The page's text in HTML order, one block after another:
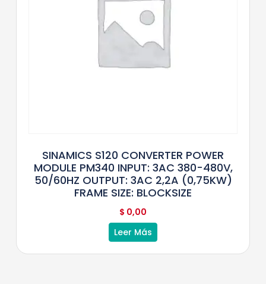
SINAMICS S120 CONVERTER POWER
MODULE PM340 INPUT: 3AC 380-480V,
50/60HZ OUTPUT: 3AC 2,2A (0,75KW)
FRAME SIZE: BLOCKSIZE
$ 0,00
Leer Más